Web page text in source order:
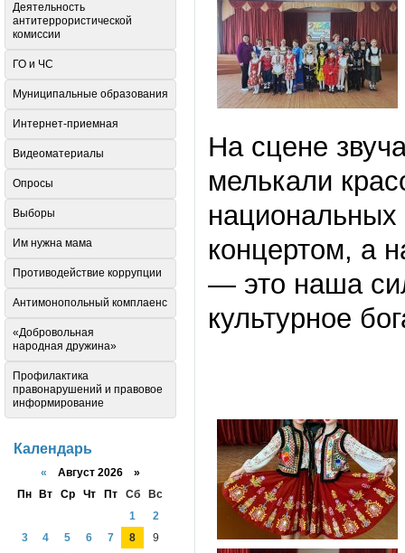
На сцене
мелькали
национальных
концертом, а
— это наша
культурное
Деятельность
антитеррористической
комиссии
ГО и ЧС
Муниципальные образования
Интернет-приемная
Видеоматериалы
Опросы
Выборы
Им нужна мама
Противодействие коррупции
Антимонопольный комплаенс
«Добровольная
народная дружина»
Профилактика
правонарушений и правовое
информирование
Календарь
« Август 2026 »
Пн
Вт Ср Чт Пт Сб
Вс
1
2
3
4 5 6 7 8
9